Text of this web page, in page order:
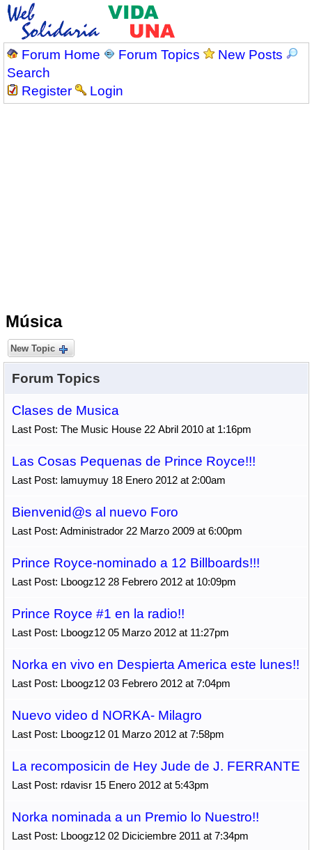
Forum Home Forum Topics
New Posts
Search
Register
Login
Música
New Topic
Forum Topics
Clases de Musica
Last Post: The Music House 22 Abril 2010 at 1:16pm
Las Cosas Pequenas de Prince Royce!!!
Last Post: lamuymuy 18 Enero 2012 at 2:00am
Bienvenid@s al nuevo Foro
Last Post: Administrador 22 Marzo 2009 at 6:00pm
Prince Royce-nominado a 12 Billboards!!!
Last Post: Lboogz12 28 Febrero 2012 at 10:09pm
Prince Royce #1 en la radio!!
Last Post: Lboogz12 05 Marzo 2012 at 11:27pm
Norka en vivo en Despierta America este lunes!!
Last Post: Lboogz12 03 Febrero 2012 at 7:04pm
Nuevo video d NORKA- Milagro
Last Post: Lboogz12 01 Marzo 2012 at 7:58pm
La recomposicin de Hey Jude de J. FERRANTE
Last Post: rdavisr 15 Enero 2012 at 5:43pm
Norka nominada a un Premio lo Nuestro!!
Last Post: Lboogz12 02 Diciciembre 2011 at 7:34pm